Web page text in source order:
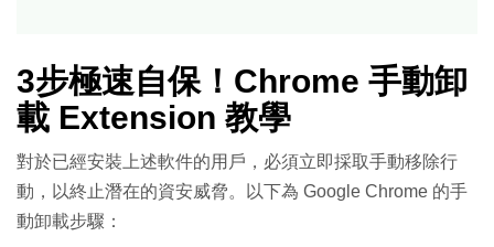
3步極速自保！Chrome 手動卸
載 Extension 教學
對於已經安裝上述軟件的用戶，必須立即採取手動移除行
動，以終止潛在的資安威脅。以下為 Google Chrome 的手
動卸載步驟：